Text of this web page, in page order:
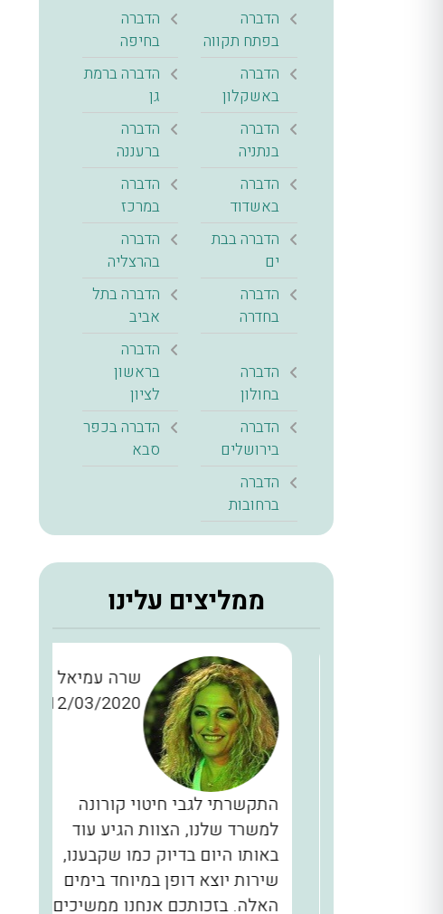
הדברה
בפתח תקווה
הדברה
בחיפה
הדברה
באשקלון
הדברה ברמת
גן
הדברה
בנתניה
הדברה
ברעננה
הדברה
באשדוד
הדברה
במרכז
הדברה בבת
ים
הדברה
בהרצליה
הדברה
בחדרה
הדברה בתל
אביב
הדברה
בחולון
הדברה
בראשון
לציון
הדברה
בירושלים
הדברה בכפר
סבא
הדברה
ברחובות
ממליצים עלינו
שרה עמיאל
12/03/2020
התקשרתי לגבי חיטוי קורונה
למשרד שלנו, הצוות הגיע עוד
באותו היום בדיוק כמו שקבענו,
שירות יוצא דופן במיוחד בימים
האלה. בזכותכם אנחנו ממשיכים